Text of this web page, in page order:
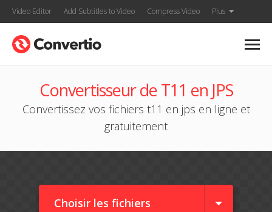
Video Editor Add Subtitles to Video Compress Video Plus
Convertisseur de T11 en JPS
Convertissez vos fichiers t11 en jps en ligne et
gratuitement
Choisir les fichiers